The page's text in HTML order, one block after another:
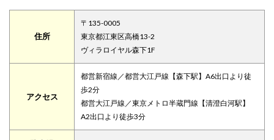
住所
〒135-0005
東京都江東区高橋13-2
ヴィラロイヤル森下1F
アクセス
都営新宿線／都営大江戸線【森下駅】A6出口より徒
歩2分
都営大江戸線／東京メトロ半蔵門線【清澄白河駅】
A2出口より徒歩3分